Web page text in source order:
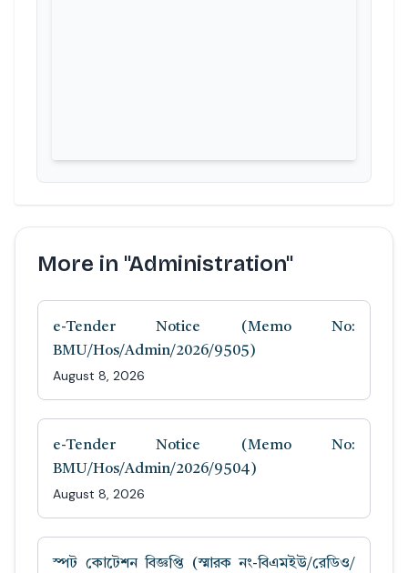
More in "Administration"
e-Tender Notice (Memo No:
BMU/Hos/Admin/2026/9505)
August 8, 2026
e-Tender Notice (Memo No:
BMU/Hos/Admin/2026/9504)
August 8, 2026
স্পট কোটেশন বিজ্ঞপ্তি (স্মারক নং-বিএমইউ/রেডিও/